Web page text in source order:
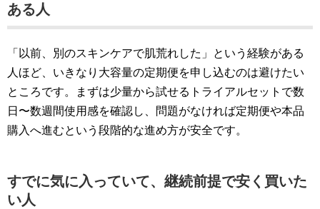
ある人
「以前、別のスキンケアで肌荒れした」という経験がある
人ほど、いきなり大容量の定期便を申し込むのは避けたい
ところです。まずは少量から試せるトライアルセットで数
日〜数週間使用感を確認し、問題がなければ定期便や本品
購入へ進むという段階的な進め方が安全です。
すでに気に入っていて、継続前提で安く買いた
い人